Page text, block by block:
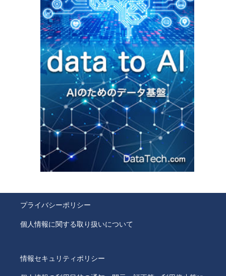
プライバシーポリシー
個人情報に関する取り扱いについて
情報セキュリティポリシー